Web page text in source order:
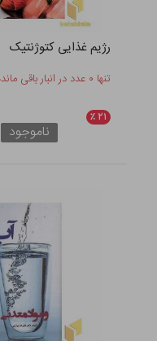
رژیم غذایی کتوژنتیک
تنها ۰ عدد در انبار باقی مانده
۲۱ ٪
ناموجود